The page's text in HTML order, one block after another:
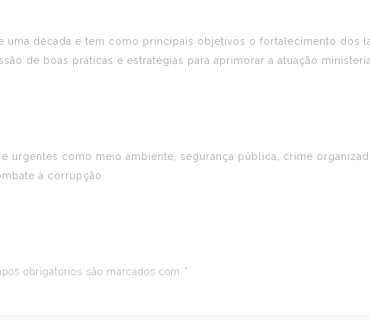
uma década e tem como principais objetivos o fortalecimento dos
de boas práticas e estratégias para aprimorar a atuação
urgentes como meio ambiente, segurança pública, crime
à corrupção.
obrigatórios são marcados com *